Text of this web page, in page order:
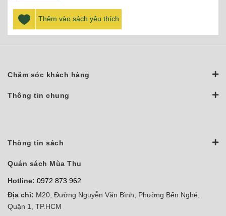
Thêm vào sách yêu thích
Chăm sóc khách hàng
Thông tin chung
Thông tin sách
Quán sách Mùa Thu
Hotline: 0972 873 962
Địa chỉ: M20, Đường Nguyễn Văn Bình, Phường Bến Nghé,
Quận 1, TP.HCM